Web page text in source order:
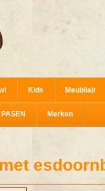
Kids Meubilair
PASEN Merken